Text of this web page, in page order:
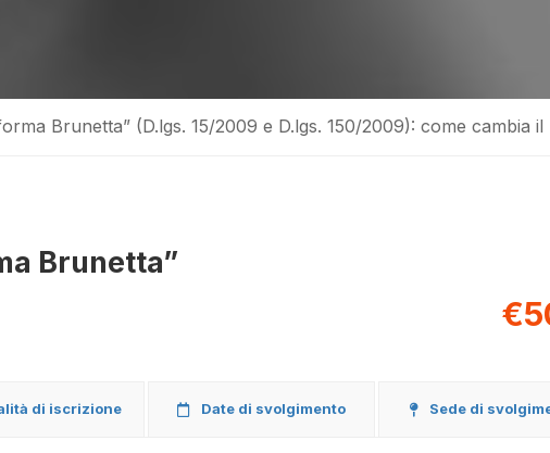
Brunetta” (D.lgs. 15/2009 e D.lgs. 150/2009): come cambia
Brunetta”
di iscrizione Date di svolgimento Sede di